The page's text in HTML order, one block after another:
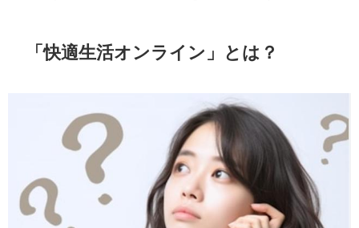
「快適生活オンライン 」とは？